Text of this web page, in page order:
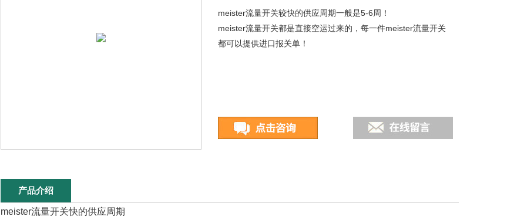
meister流量开关较快的供应周期一般是5-6周！
meister流量开关都是直接空运过来的，每一件meister流量开关
都可以提供进口报关单！
产品介绍
meister流量开关快的供应周期